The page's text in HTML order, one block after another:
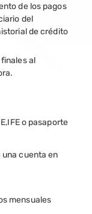
de los pagos
del
de crédito
al
o pasaporte
cuenta en
mensuales